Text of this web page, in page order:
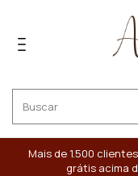
Mais de 1.500
grátis acima